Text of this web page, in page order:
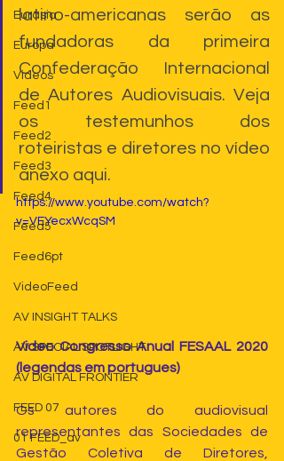
Eurásia
Europa
Videos
Feed1
Feed2
Feed3
Feed4
Feed5
Feed6pt
VideoFeed
AV INSIGHT TALKS
AV SPECIAL SPOTLIGHT
AV DIGITAL FRONTIER
FEED 07
01 FEED_av
latino-americanas serão as
fundadoras da primeira
Confederação Internacional
de Autores Audiovisuais. Veja
os testemunhos dos
roteiristas e diretores no vídeo
anexo aqui.
https://www.youtube.com/watch?
v=VEYecxWcqSM
Video Congresso Anual FESAAL 2020
(legendas em portugues)
Os autores do audiovisual
representantes das Sociedades de
Gestão Coletiva de Diretores,